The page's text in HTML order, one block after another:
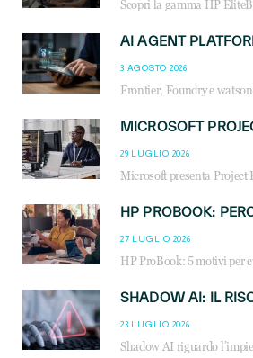
3 AGOSTO 2026
29 LUGLIO 2026
27 LUGLIO 2026
23 LUGLIO 2026